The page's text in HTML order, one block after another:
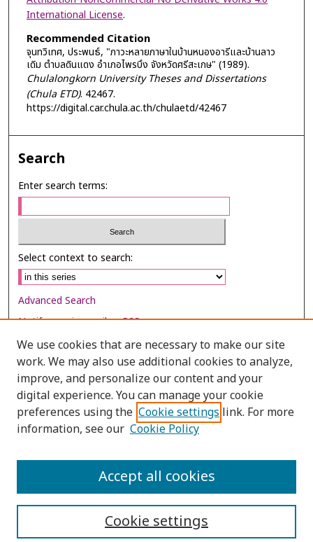
International License.
Recommended Citation
จุนทวิเทศ, ประพนธ์, "ภาวะหลายภาษาในบ้านหนองอารีและบ้านลาว
เดิม ตำบลดินแดง อำเภอไพรบึง จังหวัดศรีสะเกษ" (1989).
Chulalongkorn University Theses and Dissertations
(Chula ETD). 42467.
https://digital.car.chula.ac.th/chulaetd/42467
Search
Enter search terms:
Select context to search:
Advanced Search
Notify me via email orRSS
Browse
Collections
Disciplines
Authors
We use cookies that are necessary to make our site
work. We may also use additional cookies to analyze,
improve, and personalize our content and your
digital experience. You can manage your cookie
preferences using the Cookie settings link. For more
information, see our Cookie Policy
Cookie settings
Accept all cookies